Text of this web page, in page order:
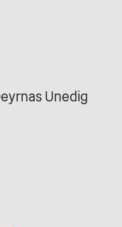
Unedig